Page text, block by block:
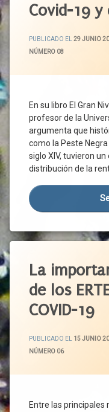
Covid-19 y
PUBLICADO EL 29 JUNIO
CATEGORÍAS:
NÚMERO 08
En su libro El Gran
profesor de la
argumenta que
como la Peste
siglo XIV, tuvieron
distribución de la
Acceso
A La
Actividades
Esenciales
Autónomos
Bien
Común
Cese De
Actividad
Confinamiento
Construcción
19
Demanda
Agregada
Desempleo
Desigualdad
Empleo
Temporal
Del
La
de los
COVID-19
PUBLICADO EL 15 JUNIO
CATEGORÍAS:
NÚMERO 06
Entre las
CCOO
CEPYME
Cese De
Comisión
Tripartita
19